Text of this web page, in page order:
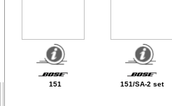
151 151/SA-2 set